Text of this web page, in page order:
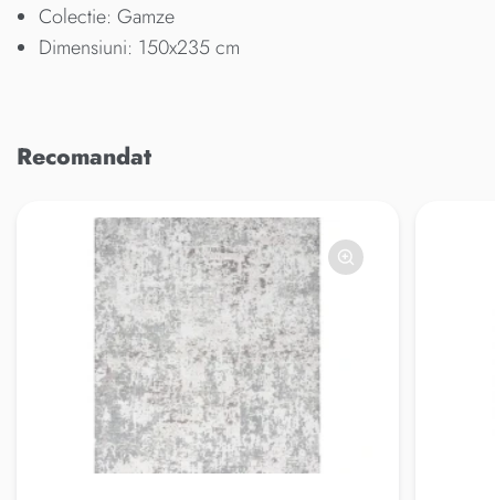
Colectie: Gamze
Dimensiuni: 150x235 cm
Recomandat